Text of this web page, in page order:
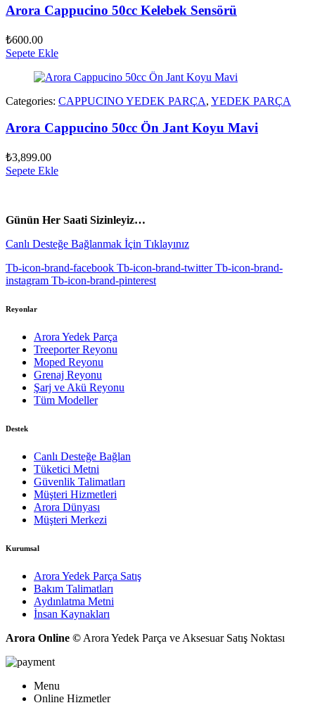
Arora Cappucino 50cc Kelebek Sensörü
₺600.00
Sepete Ekle
Categories: CAPPUCINO YEDEK PARÇA, YEDEK PARÇA
Arora Cappucino 50cc Ön Jant Koyu Mavi
₺3,899.00
Sepete Ekle
Günün Her Saati Sizinleyiz…
Canlı Desteğe Bağlanmak İçin Tıklayınız
Tb-icon-brand-facebook Tb-icon-brand-twitter Tb-icon-brand-
instagram Tb-icon-brand-pinterest
Reyonlar
Arora Yedek Parça
Treeporter Reyonu
Moped Reyonu
Grenaj Reyonu
Şarj ve Akü Reyonu
Tüm Modeller
Destek
Canlı Desteğe Bağlan
Tüketici Metni
Güvenlik Talimatları
Müşteri Hizmetleri
Arora Dünyası
Müşteri Merkezi
Kurumsal
Arora Yedek Parça Satış
Bakım Talimatları
Aydınlatma Metni
İnsan Kaynakları
Arora Online © Arora Yedek Parça ve Aksesuar Satış Noktası
Menu
Online Hizmetler